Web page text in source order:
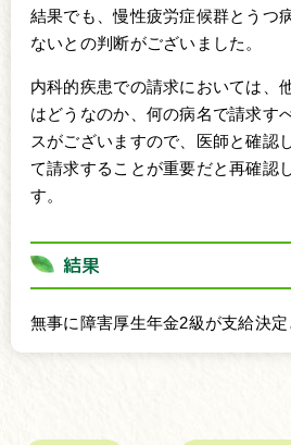
結果でも、慢性疲労症候群とうつ
ないとの判断がございました。
内科的疾患での請求においては、
はどうなのか、何の病名で請求す
スがございますので、医師と確認
て請求することが重要だと再確認
す。
結果
無事に障害厚生年金2級が支給決定